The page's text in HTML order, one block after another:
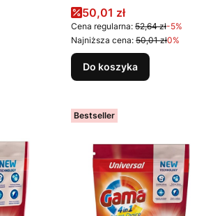
Cena promocyjna
50,01 zł
Cena regularna: 52,64 zł-5%
Najniższa cena: 50,01 zł0%
Do koszyka
Bestseller